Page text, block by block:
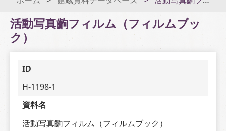
活動写真齣フィルム（フィルムブッ
ク）
ID
H-1198-1
資料名
活動写真齣フィルム（フィルムブック）